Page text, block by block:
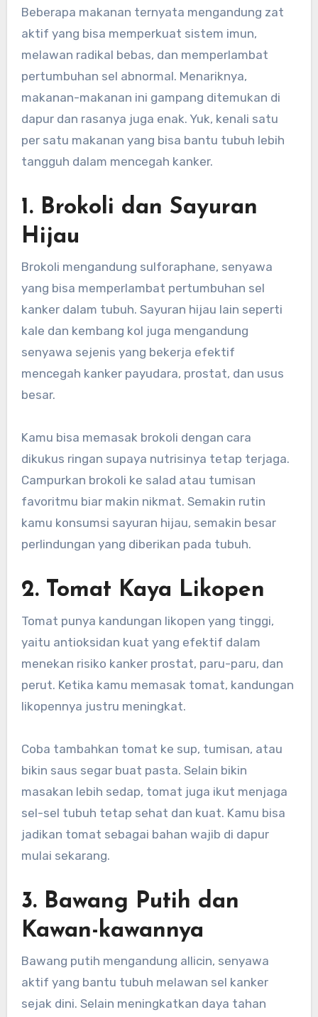
Beberapa makanan ternyata mengandung zat
aktif yang bisa memperkuat sistem imun,
melawan radikal bebas, dan memperlambat
pertumbuhan sel abnormal. Menariknya,
makanan-makanan ini gampang ditemukan di
dapur dan rasanya juga enak. Yuk, kenali satu
per satu makanan yang bisa bantu tubuh lebih
tangguh dalam mencegah kanker.
1. Brokoli dan Sayuran
Hijau
Brokoli mengandung sulforaphane, senyawa
yang bisa memperlambat pertumbuhan sel
kanker dalam tubuh. Sayuran hijau lain seperti
kale dan kembang kol juga mengandung
senyawa sejenis yang bekerja efektif
mencegah kanker payudara, prostat, dan usus
besar.
Kamu bisa memasak brokoli dengan cara
dikukus ringan supaya nutrisinya tetap terjaga.
Campurkan brokoli ke salad atau tumisan
favoritmu biar makin nikmat. Semakin rutin
kamu konsumsi sayuran hijau, semakin besar
perlindungan yang diberikan pada tubuh.
2. Tomat Kaya Likopen
Tomat punya kandungan likopen yang tinggi,
yaitu antioksidan kuat yang efektif dalam
menekan risiko kanker prostat, paru-paru, dan
perut. Ketika kamu memasak tomat, kandungan
likopennya justru meningkat.
Coba tambahkan tomat ke sup, tumisan, atau
bikin saus segar buat pasta. Selain bikin
masakan lebih sedap, tomat juga ikut menjaga
sel-sel tubuh tetap sehat dan kuat. Kamu bisa
jadikan tomat sebagai bahan wajib di dapur
mulai sekarang.
3. Bawang Putih dan
Kawan-kawannya
Bawang putih mengandung allicin, senyawa
aktif yang bantu tubuh melawan sel kanker
sejak dini. Selain meningkatkan daya tahan